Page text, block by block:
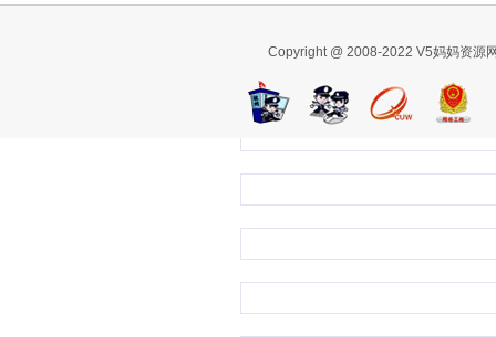
Copyright @ 2008-2022 V5妈妈资源